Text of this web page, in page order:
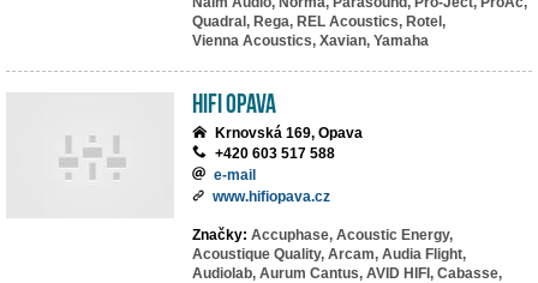
Quadral, Rega, REL Acoustics, Rotel,
Vienna Acoustics, Xavian, Yamaha
HIFI Opava
Krnovská 169, Opava
+420 603 517 588
e-mail
www.hifiopava.cz
Značky: Accuphase, Acoustic Energy,
Acoustique Quality, Arcam, Audia Flight,
Audiolab, Aurum Cantus, AVID HIFI, Cabasse,